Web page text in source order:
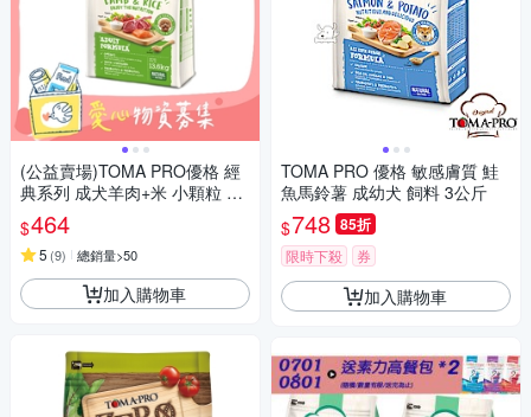
(公益賣場)TOMA PRO優格 經
典系列 成犬羊肉+米 小顆粒 1.5
kg X 1包【受贈對象：中華民國
保護動物協會】(您不會收到商
品) 愛心捐贈
$464
5 (9) 總銷量>50
加入購物車
TOMA PRO 優格 敏感膚質 鮭
魚馬鈴薯 成幼犬 飼料 3公斤
$748 85折
限時下殺 券
加入購物車